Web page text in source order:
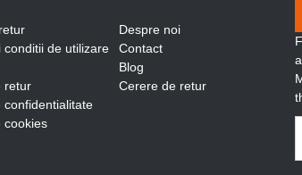
conditii de utilizare
retur
confidentialitate
cookies
Despre noi
Contact
Blog
Cerere de retur